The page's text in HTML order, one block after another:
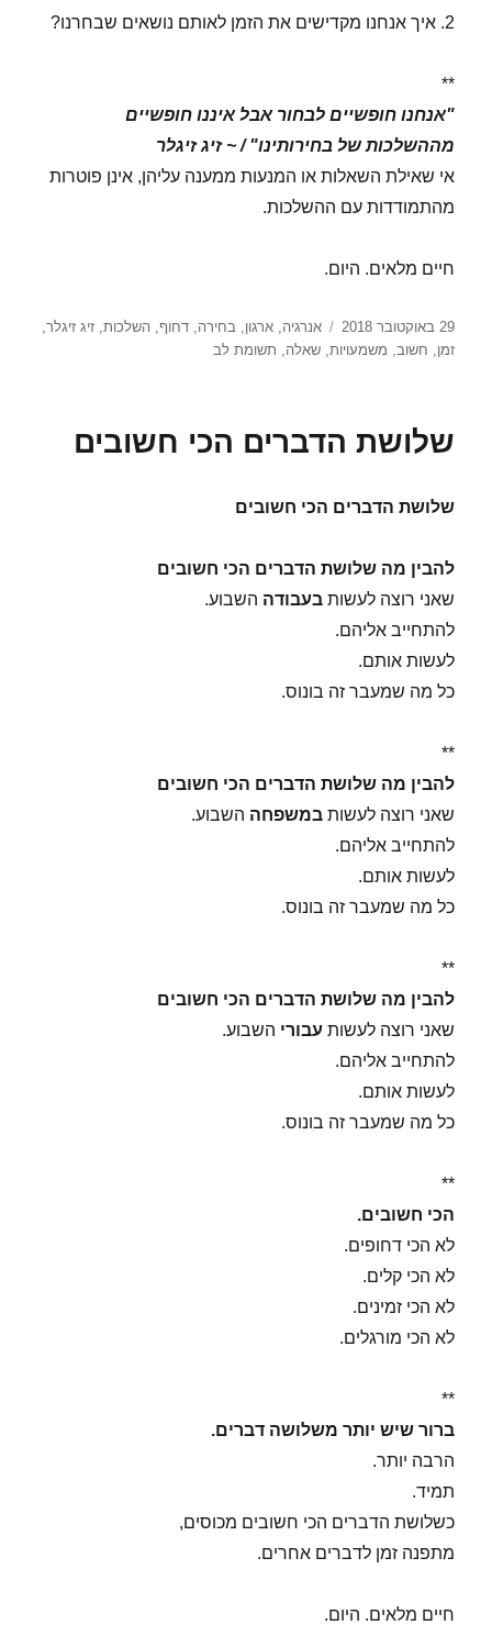
2. איך אנחנו מקדישים את הזמן לאותם נושאים שבחרנו?
**
"אנחנו חופשיים לבחור אבל איננו חופשיים
מההשלכות של בחירותינו" / ~ זיג זיגלר
אי שאילת השאלות או המנעות ממענה עליהן, אינן פוטרות
מהתמודדות עם ההשלכות.
חיים מלאים. היום.
פורסם
בתאריך
29 באוקטובר 2018 תגיות
אנרגיה,ארגון,בחירה,דחוף,השלכות,זיג זיגלר,
זמן, חשוב, משמעויות,שאלה, תשומת לב
שלושת הדברים הכי חשובים
שלושת הדברים הכי חשובים
להבין מה שלושת הדברים הכי חשובים
שאני רוצה לעשותבעבודה השבוע.
להתחייב אליהם.
לעשות אותם.
כל מה שמעבר זה בונוס.
**
להבין מה שלושת הדברים הכי חשובים
שאני רוצה לעשותבמשפחה השבוע.
להתחייב אליהם.
לעשות אותם.
כל מה שמעבר זה בונוס.
**
להבין מה שלושת הדברים הכי חשובים
שאני רוצה לעשות עבורי השבוע.
להתחייב אליהם.
לעשות אותם.
כל מה שמעבר זה בונוס.
**
הכי חשובים.
לא הכי דחופים.
לא הכי קלים.
לא הכי זמינים.
לא הכי מורגלים.
**
ברור שיש יותר משלושה דברים.
הרבה יותר.
תמיד.
כשלושת הדברים הכי חשובים מכוסים,
מתפנה זמן לדברים אחרים.
חיים מלאים. היום.